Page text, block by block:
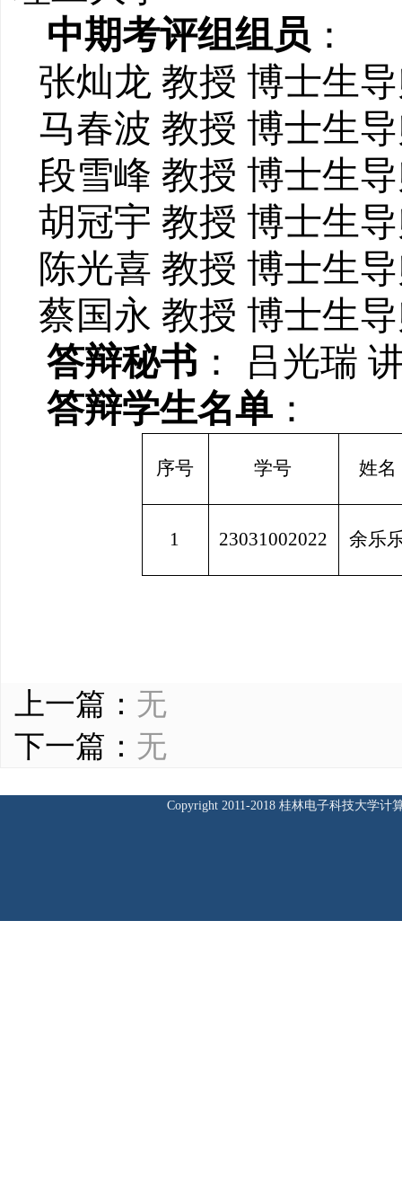
中期考评组组员 ：
张灿龙 教授 博士生
马春波 教授 博士生
段雪峰 教授 博士生
胡冠宇 教授 博士生
陈光喜 教授 博士生
蔡国永 教授 博士生
答辩秘书 ： 吕光瑞
答辩学生名单：
序号 学号 姓名
1 23031002022 余乐
上一篇： 无
下一篇： 无
Copyright 2011-2018 桂林电子科技大学